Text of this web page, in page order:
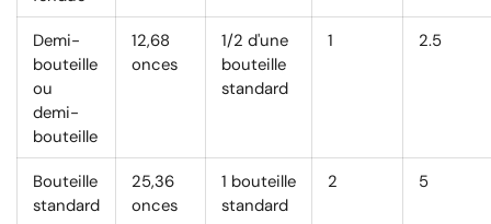
Demi-
bouteille
ou
demi-
bouteille
12,68
onces
1/2 d'une
bouteille
standard
1 2.5
Bouteille
standard
25,36
onces
1 bouteille
standard
2 5